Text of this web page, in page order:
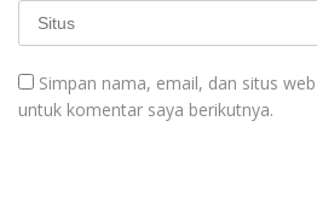
Simpan nama, email, dan situs
untuk komentar saya berikutnya.